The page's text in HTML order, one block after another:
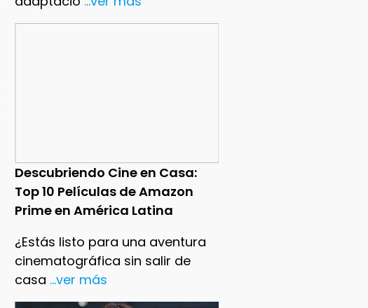
Descubriendo Cine en Casa:
Top 10 Películas de Amazon
Prime en América Latina
¿Estás listo para una aventura
cinematográfica sin salir de
casa ...ver más